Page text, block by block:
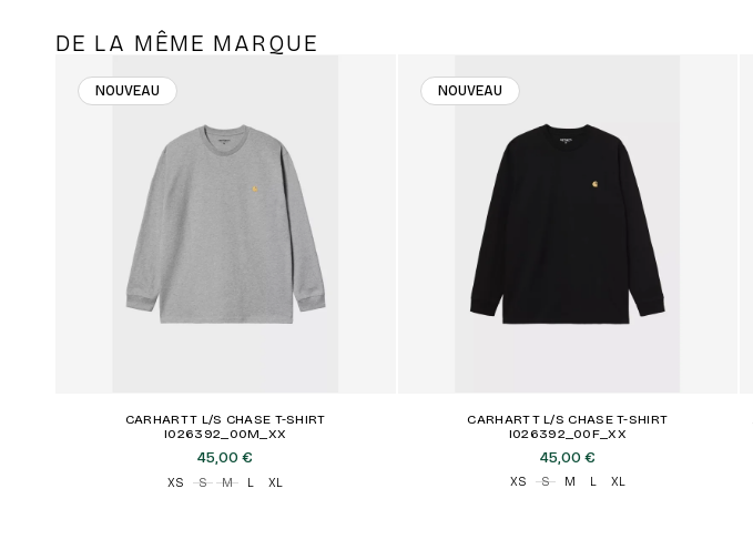
DE LA MÊME MARQUE
CARHARTT L/S CHASE T-SHIRT
I026392_00M_XX
45,00 €
XS S M L XL
NOUVEAU
CARHARTT L/S CHASE T-SHIRT
I026392_00F_XX
45,00 €
XS S M L XL
NOUVEAU